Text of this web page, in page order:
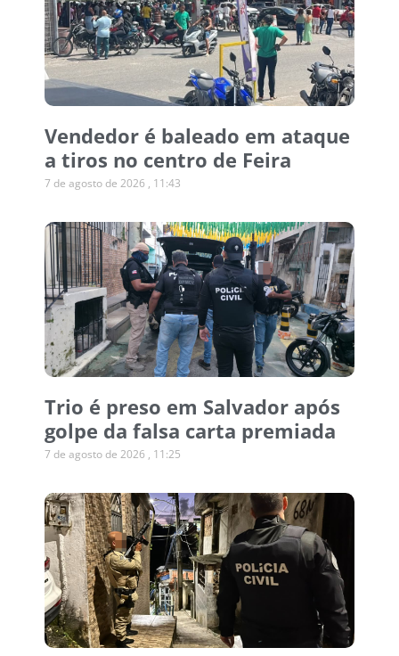
Vendedor é baleado em ataque
a tiros no centro de Feira
7 de agosto de 2026 11:43
Trio é preso em Salvador após
golpe da falsa carta premiada
7 de agosto de 2026 11:25